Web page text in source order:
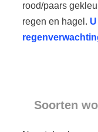
rood/paars
regen en hagel.
Soorten